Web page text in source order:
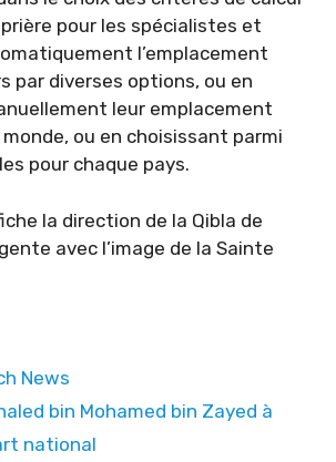
pour les spécialistes et
l’emplacement
par diverses options, ou en
leur emplacement
ou en choisissant parmi
pour chaque pays.
la direction de la Qibla de
avec l’image de la Sainte
News
bin Mohamed bin Zayed à
national